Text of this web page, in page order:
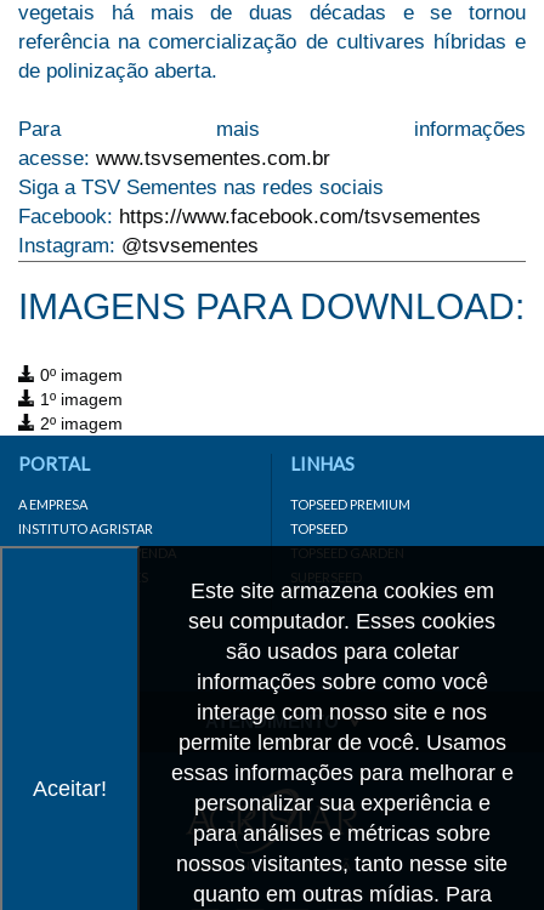
vegetais há mais de duas décadas e se tornou
referência na comercialização de cultivares híbridas e
de polinização aberta.
Para mais informações
acesse: www.tsvsementes.com.br
Siga a TSV Sementes nas redes sociais
Facebook: https://www.facebook.com/tsvsementes
Instagram: @tsvsementes
IMAGENS PARA DOWNLOAD:
0º imagem
1º imagem
2º imagem
Aceitar!
Este site armazena cookies em
seu computador. Esses cookies
são usados para coletar
informações sobre como você
interage com nosso site e nos
permite lembrar de você. Usamos
essas informações para melhorar e
personalizar sua experiência e
para análises e métricas sobre
nossos visitantes, tanto nesse site
quanto em outras mídias. Para
PORTAL
A EMPRESA
INSTITUTO AGRISTAR
DISTRIBUIDOR/REVENDA
LINKS IMPORTANTES
LINHAS
TOPSEED PREMIUM
TOPSEED
TOPSEED GARDEN
SUPERSEED
ATENDIMENTO
CADASTRO
TRABALHE CONOSCO